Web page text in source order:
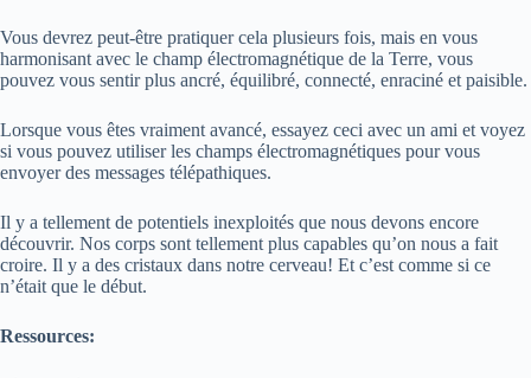
Vous devrez peut-être pratiquer cela plusieurs fois, mais en vous
harmonisant avec le champ électromagnétique de la Terre, vous
pouvez vous sentir plus ancré, équilibré, connecté, enraciné et paisible.
Lorsque vous êtes vraiment avancé, essayez ceci avec un ami et voyez
si vous pouvez utiliser les champs électromagnétiques pour vous
envoyer des messages télépathiques.
Il y a tellement de potentiels inexploités que nous devons encore
découvrir. Nos corps sont tellement plus capables qu’on nous a fait
croire. Il y a des cristaux dans notre cerveau! Et c’est comme si ce
n’était que le début.
Ressources: